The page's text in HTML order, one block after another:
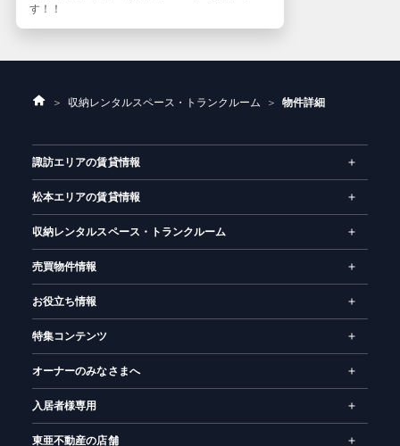
す！！
ホ
収納レンタルスペース・トランクルーム 物件詳細
諏訪エリアの賃貸情報
松本エリアの賃貸情報
収納レンタルスペース・トランクルーム
売買物件情報
お役立ち情報
特集コンテンツ
オーナーのみなさまへ
入居者様専用
東亜不動産の店舗